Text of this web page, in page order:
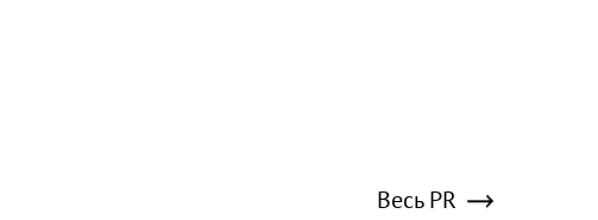
Весь PR